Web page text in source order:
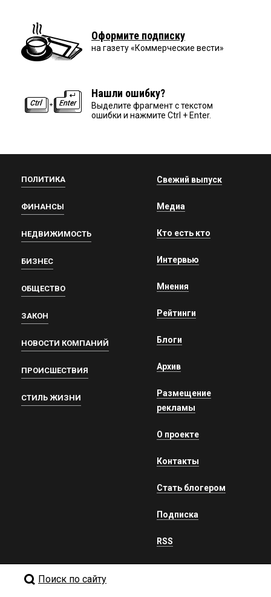
Оформите подписку
на газету «Коммерческие вести»
Нашли ошибку?
Выделите фрагмент с текстом
ошибки и нажмите Ctrl + Enter.
ПОЛИТИКА
ФИНАНСЫ
НЕДВИЖИМОСТЬ
БИЗНЕС
ОБЩЕСТВО
ЗАКОН
НОВОСТИ КОМПАНИЙ
ПРОИСШЕСТВИЯ
СТИЛЬ ЖИЗНИ
Свежий выпуск
Медиа
Кто есть кто
Интервью
Мнения
Рейтинги
Блоги
Архив
Размещение
рекламы
О проекте
Контакты
Стать блогером
Подписка
RSS
Поиск по сайту